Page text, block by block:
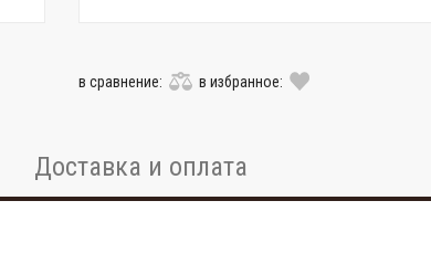
в сравнение: в избранное:
Доставка и оплата